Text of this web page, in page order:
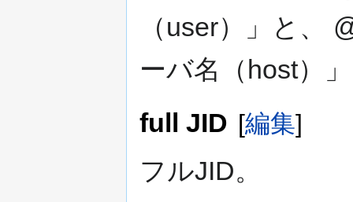
（user）」と、
ーバ名（host）
full JID [編集]
フルJID。